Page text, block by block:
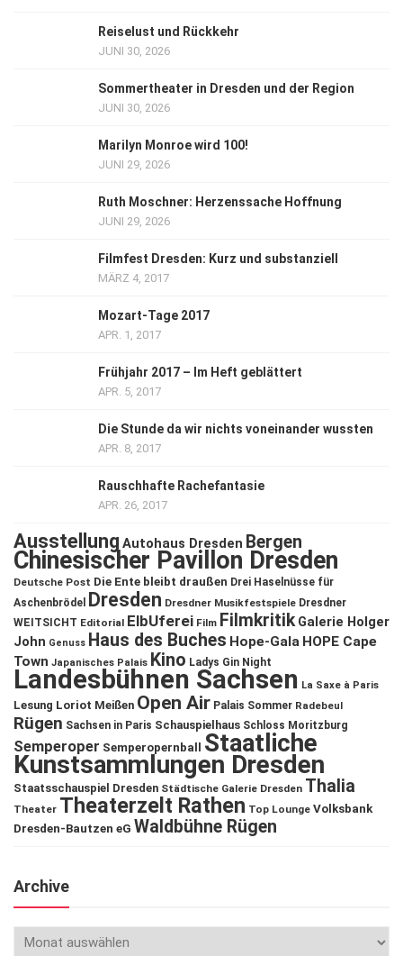
Reiselust und Rückkehr
JUNI 30, 2026
Sommertheater in Dresden und der Region
JUNI 30, 2026
Marilyn Monroe wird 100!
JUNI 29, 2026
Ruth Moschner: Herzenssache Hoffnung
JUNI 29, 2026
Filmfest Dresden: Kurz und substanziell
MÄRZ 4, 2017
Mozart-Tage 2017
APR. 1, 2017
Frühjahr 2017 – Im Heft geblättert
APR. 5, 2017
Die Stunde da wir nichts voneinander wussten
APR. 8, 2017
Rauschhafte Rachefantasie
APR. 26, 2017
Ausstellung Autohaus Dresden Bergen
Chinesischer Pavillon Dresden
Deutsche Post Die Ente bleibt draußen Drei Haselnüsse für
Aschenbrödel
Dresden Dresdner Musikfestspiele Dresdner
WEITSICHT Editorial ElbUferei Film Filmkritik Galerie Holger
John Genuss Haus des Buches Hope-Gala HOPE Cape
Town Japanisches Palais Kino Ladys Gin Night
Landesbühnen Sachsen La Saxe à Paris
Lesung Loriot Meißen Open Air Palais Sommer Radebeul
Rügen Sachsen in Paris Schauspielhaus Schloss Moritzburg
Semperoper Semperopernball Staatliche
Kunstsammlungen Dresden
Staatsschauspiel Dresden Städtische Galerie Dresden Thalia
Theater Theaterzelt Rathen Top Lounge Volksbank
Dresden-Bautzen eG Waldbühne Rügen
Archive